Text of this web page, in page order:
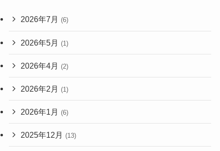
2026年7月 (6)
2026年5月 (1)
2026年4月 (2)
2026年2月 (1)
2026年1月 (6)
2025年12月 (13)